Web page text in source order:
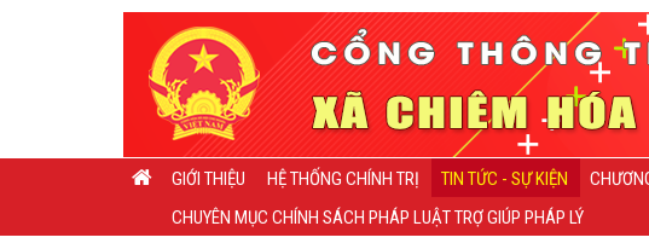
GIỚI THIỆU HỆ THỐNG CHÍNH TRỊ TIN TỨC - SỰ KIỆN
CHUYÊN MỤC CHÍNH SÁCH PHÁP LUẬT TRỢ GIÚP PHÁP LÝ